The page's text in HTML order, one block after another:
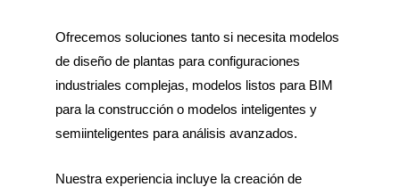
Ofrecemos soluciones tanto si necesita modelos
de diseño de plantas para configuraciones
industriales complejas, modelos listos para BIM
para la construcción o modelos inteligentes y
semiinteligentes para análisis avanzados.
Nuestra experiencia incluye la creación de